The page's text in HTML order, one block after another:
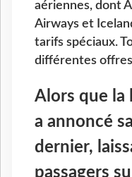
aériennes, dont
Airways et
tarifs spéciaux.
différentes
Alors que la
a annoncé
dernier,
passagers